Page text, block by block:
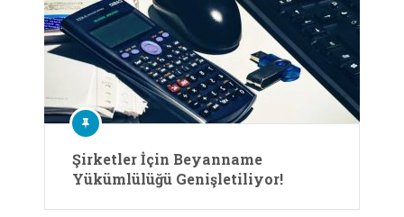
Şirketler İçin Beyanname
Yükümlülüğü Genişletiliyor!